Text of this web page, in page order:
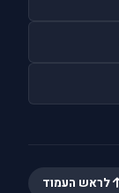
לראש העמוד